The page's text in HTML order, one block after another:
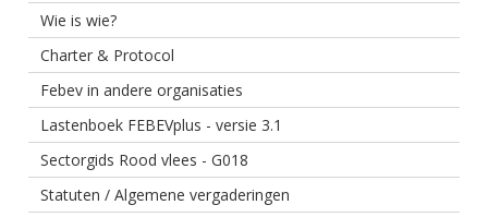
Wie is wie?
Charter & Protocol
Febev in andere organisaties
Lastenboek FEBEVplus - versie 3.1
Sectorgids Rood vlees - G018
Statuten / Algemene vergaderingen